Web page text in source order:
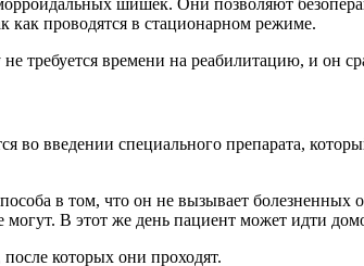
как проводятся в стационарном режиме.
требуется времени на реабилитацию, и он
во введении специального препарата,
в том, что он не вызывает
могут. В этот же день пациент может идти
которых они проходят.